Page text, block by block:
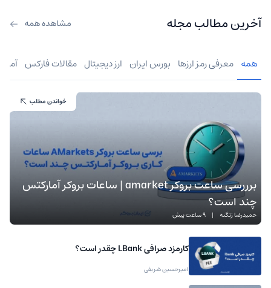
آخرین مطالب مجله مشاهده همه
همه معرفی رمز ارزها بورس ایران ارز دیجیتال مقالات فارکس
برررسی ساعت بروکر amarket | ساعات بروکر آمارکتس
چند است؟
حمیدرضا زنگنه | 9 ساعت پیش
خواندن مطلب
کارمزد صرافی LBank چقدر است؟
امیرحسین شریفی